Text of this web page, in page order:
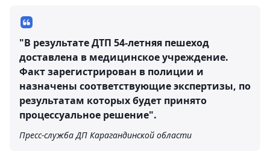
"В результате ДТП 54-летняя пешеход
доставлена в медицинское учреждение.
Факт зарегистрирован в полиции и
назначены соответствующие экспертизы, по
результатам которых будет принято
процессуальное решение".
Пресс-служба ДП Карагандинской области